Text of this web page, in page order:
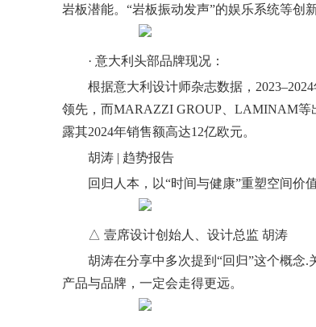
岩板潜能。“岩板振动发声”的娱乐系统等创
· 意大利头部品牌现况：
根据意大利设计师杂志数据，
领先，而MARAZZI GROUP、LAMINAM等
露其2024年销售额高达12亿欧元。
胡涛 | 趋势报告
回归人本，以“时间与健康”重塑空间价
△ 壹席设计创始人、设计总监 胡涛
胡涛在分享中多次提到“回归”这个概
产品与品牌，一定会走得更远。